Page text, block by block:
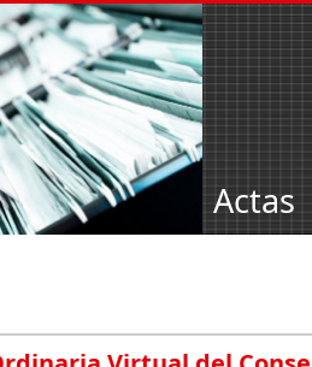
Actas